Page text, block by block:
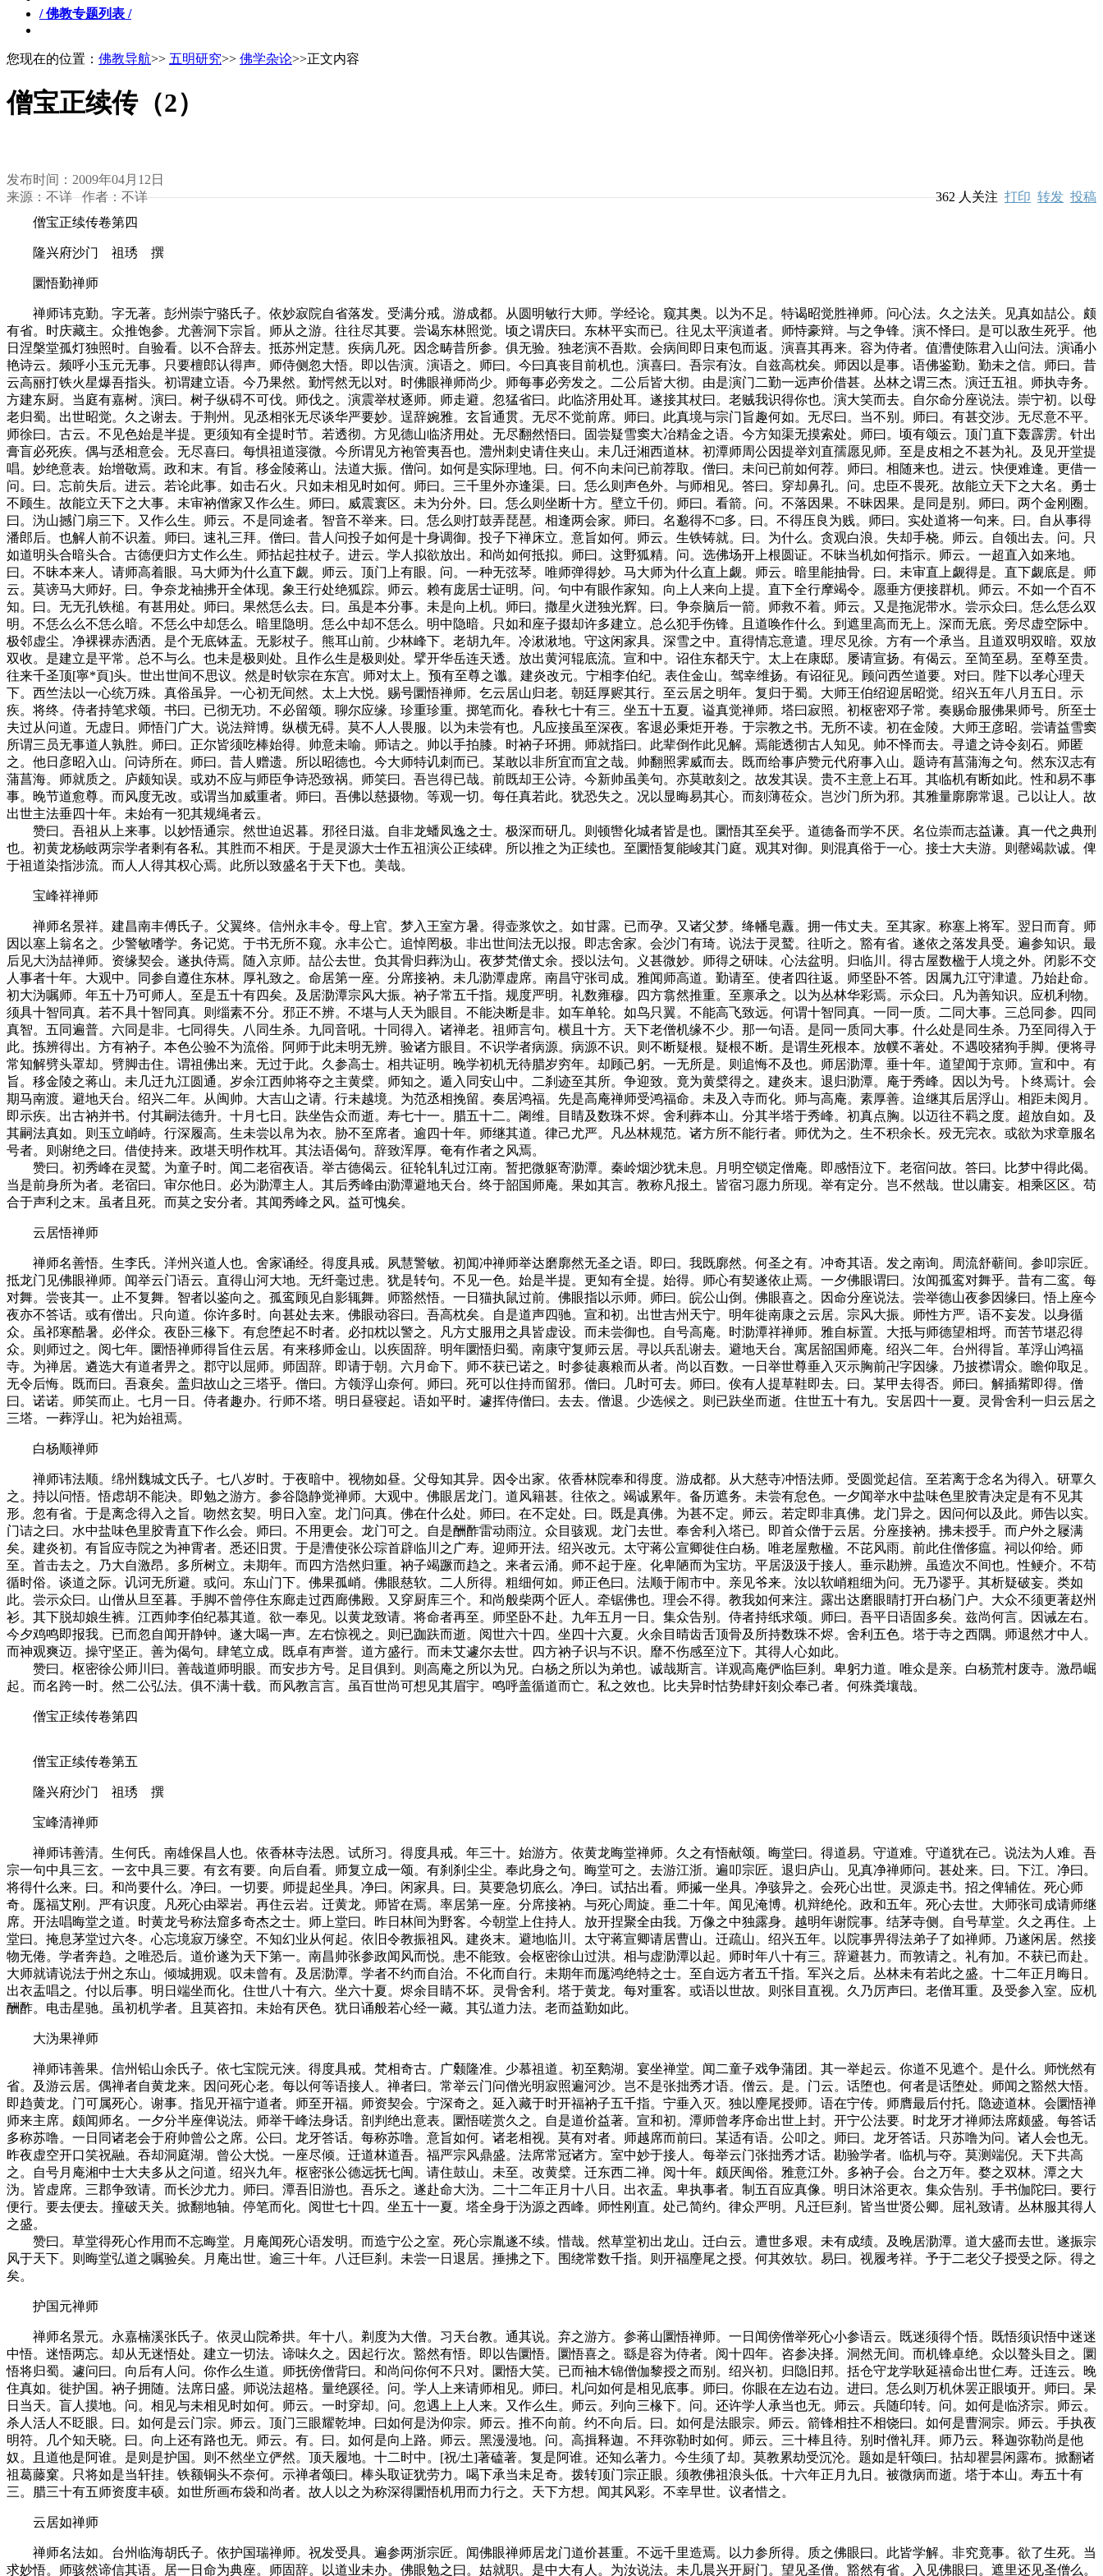
/ 佛教专题列表 /
您现在的位置： 佛教导航>> 五明研究>> 佛学杂论>>正文内容
僧宝正续传（2）
发布时间：2009年04月12日
来源：不详 作者：不详
362人关注 打印 转发 投稿
僧宝正续传卷第四
隆兴府沙门 祖琇 撰
圜悟勤禅师
禅师讳克勤。字无著。彭州崇宁骆氏子。依妙寂院自省落发。受满分戒。游成都。从圆明敏行大师。学经论。窥其奥。以为不足。特谒昭觉胜禅师。问心法。久之法关。见真如喆公。颇
有省。时庆藏主。众推饱参。尤善洞下宗旨。师从之游。往往尽其要。尝谒东林照觉。顷之谓庆曰。东林平实而已。往见太平演道者。师恃豪辩。与之争锋。演不怿曰。是可以敌生死乎。他
日涅槃堂孤灯独照时。自验看。以不合辞去。抵苏州定慧。疾病几死。因念畴昔所参。俱无验。独老演不吾欺。会病间即日束包而返。演喜其再来。容为侍者。值漕使陈君入山问法。演诵小
艳诗云。频呼小玉元无事。只要檀郎认得声。师侍侧忽大悟。即以告演。演语之。师曰。今曰真丧目前机也。演喜曰。吾宗有汝。自兹高枕矣。师因以是事。语佛鉴勤。勤未之信。师曰。昔
云高丽打铁火星爆吾指头。初谓建立语。今乃果然。勤愕然无以对。时佛眼禅师尚少。师每事必旁发之。二公后皆大彻。由是演门二勤一远声价借甚。丛林之谓三杰。演迁五祖。师执寺务。
方建东厨。当庭有嘉树。演曰。树子纵碍不可伐。师伐之。演震举杖逐师。师走避。忽猛省曰。此临济用处耳。遂接其杖曰。老贼我识得你也。演大笑而去。自尔命分座说法。崇宁初。以母
老归蜀。出世昭觉。久之谢去。于荆州。见丞相张无尽谈华严要妙。逞辞婉雅。玄旨通贯。无尽不觉前席。师曰。此真境与宗门旨趣何如。无尽曰。当不别。师曰。有甚交涉。无尽意不平。
师徐曰。古云。不见色始是半提。更须知有全提时节。若透彻。方见德山临济用处。无尽翻然悟曰。固尝疑雪窦大冶精金之语。今方知渠无摸索处。师曰。顷有颂云。顶门直下轰霹雳。针出
膏盲必死疾。偶与丞相意会。无尽喜曰。每惧祖道寖微。今所谓见方袍管夷吾也。澧州刺史请住夹山。未几迁湘西道林。初潭师周公因提举刘直孺愿见师。至是皮相之不甚为礼。及见开堂提
唱。妙绝意表。始增敬焉。政和末。有旨。移金陵蒋山。法道大振。僧问。如何是实际理地。曰。何不向未问已前荐取。僧曰。未问已前如何荐。师曰。相随来也。进云。快便难逢。更借一
问。曰。忘前失后。进云。若论此事。如击石火。只如未相见时如何。师曰。三千里外亦逢渠。曰。恁么则声色外。与师相见。答曰。穿却鼻孔。问。忠臣不畏死。故能立天下之大名。勇士
不顾生。故能立天下之大事。未审衲僧家又作么生。师曰。威震寰区。未为分外。曰。恁么则坐断十方。壁立千仞。师曰。看箭。问。不落因果。不昧因果。是同是别。师曰。两个金刚圈。
曰。沩山撼门扇三下。又作么生。师云。不是同途者。智音不举来。曰。恁么则打鼓弄琵琶。相逢两会家。师曰。名邈得不□多。曰。不得压良为贱。师曰。实处道将一句来。曰。自从事得
潘郎后。也解人前不识羞。师曰。速礼三拜。僧曰。昔人问投子如何是十身调御。投子下禅床立。意旨如何。师云。生铁铸就。曰。为什么。贪观白浪。失却手桡。师云。自领出去。问。只
如道明头合暗头合。古德便归方丈作么生。师拈起拄杖子。进云。学人拟欲放出。和尚如何抵拟。师曰。这野狐精。问。选佛场开上根圆证。不昧当机如何指示。师云。一超直入如来地。
曰。不昧本来人。请师高着眼。马大师为什么直下觑。师云。顶门上有眼。问。一种无弦琴。唯师弹得妙。马大师为什么直上觑。师云。暗里能抽骨。曰。未审直上觑得是。直下觑底是。师
云。莫谤马大师好。曰。争奈龙袖拂开全体现。象王行处绝狐踪。师云。赖有庞居士证明。问。句中有眼作家知。向上人来向上提。直下全行摩竭令。愿垂方便接群机。师云。不如一个百不
知。曰。无无孔铁槌。有甚用处。师曰。果然恁么去。曰。虽是本分事。未是向上机。师曰。撒星火迸独光辉。曰。争奈脑后一箭。师救不着。师云。又是拖泥带水。尝示众曰。恁么恁么双
明。不恁么么不恁么暗。不恁么中却恁么。暗里隐明。恁么中却不恁么。明中隐暗。只如和座子掇却许多建立。总么犯手伤锋。且道唤作什么。到遮里高而无上。深而无底。旁尽虚空际中。
极邻虚尘。净裸裸赤洒洒。是个无底钵盂。无影杖子。熊耳山前。少林峰下。老胡九年。冷湫湫地。守这闲家具。深雪之中。直得情忘意遣。理尽见徐。方有一个承当。且道双明双暗。双放
双收。是建立是平常。总不与么。也未是极则处。且作么生是极则处。擘开华岳连天透。放出黄河辊底流。宣和中。诏住东都天宁。太上在康邸。屡请宣扬。有偈云。至简至易。至尊至贵。
往来千圣顶[寧*頁]头。世出世间不思议。然是时钦宗在东宫。师对太上。预有至尊之谶。建炎改元。宁相李伯纪。表住金山。驾幸维扬。有诏征见。顾问西竺道要。对曰。陛下以孝心理天
下。西竺法以一心统万殊。真俗虽异。一心初无间然。太上大悦。赐号圜悟禅师。乞云居山归老。朝廷厚赆其行。至云居之明年。复归于蜀。大师王伯绍迎居昭觉。绍兴五年八月五日。示
疾。将终。侍者持笔求颂。书曰。已彻无功。不必留颂。聊尔应缘。珍重珍重。掷笔而化。春秋七十有三。坐五十五夏。谥真觉禅师。塔曰寂照。初枢密邓子常。奏赐命服佛果师号。所至士
夫过从问道。无虚日。师悟门广大。说法辩博。纵横无碍。莫不人人畏服。以为未尝有也。凡应接虽至深夜。客退必秉炬开卷。于宗教之书。无所不读。初在金陵。大师王彦昭。尝请益雪窦
所谓三员无事道人孰胜。师曰。正尔皆须吃棒始得。帅意未喻。师诘之。帅以手拍膝。时衲子环拥。师就指曰。此辈倒作此见解。焉能透彻古人知见。帅不怿而去。寻遣之诗令刻石。师匿
之。他日彦昭入山。问诗所在。师曰。昔人赠遗。所以昭德也。今大师特讥刺而已。某敢以非所宜而宜之哉。帅翻照霁威而去。既而给事庐赞元代府事入山。题诗有菖蒲海之句。然东汉志有
蒲菖海。师就质之。庐颇知误。或劝不应与师臣争诗恐致祸。师笑曰。吾岂得已哉。前既却王公诗。今新帅虽美句。亦莫敢刻之。故发其误。贵不主意上石耳。其临机有断如此。性和易不事
事。晚节道愈尊。而风度无改。或谓当加威重者。师曰。吾佛以慈摄物。等观一切。每任真若此。犹恐失之。况以显晦易其心。而刻薄莅众。岂沙门所为邪。其雅量廓廓常退。己以让人。故
出世主法垂四十年。未始有一犯其规绳者云。
赞曰。吾祖从上来事。以妙悟通宗。然世迫迟暮。邪径日滋。自非龙蟠凤逸之士。极深而研几。则顿辔化城者皆是也。圜悟其至矣乎。道德备而学不厌。名位崇而志益谦。真一代之典刑
也。初黄龙杨岐两宗学者剩有各私。其胜而不相厌。于是灵源大士作五祖演公正续碑。所以推之为正续也。至圜悟复能峻其门庭。观其对御。则混真俗于一心。接士大夫游。则罄竭款诚。俾
于祖道染指涉流。而人人得其权心焉。此所以致盛名于天下也。美哉。
宝峰祥禅师
禅师名景祥。建昌南丰傅氏子。父翼终。信州永丰令。母上官。梦入王室方暑。得壶浆饮之。如甘露。已而孕。又诸父梦。绛幡皂纛。拥一伟丈夫。至其家。称塞上将军。翌日而育。师
因以塞上翁名之。少警敏嗜学。务记览。于书无所不窥。永丰公亡。追悼罔极。非出世间法无以报。即志舍家。会沙门有琦。说法于灵鹫。往听之。豁有省。遂依之落发具受。遍参知识。最
后见大沩喆禅师。资缘契会。遂执侍焉。随入京师。喆公去世。负其骨归葬沩山。夜梦梵僧丈余。授以法句。义甚微妙。师得之研味。心法盆明。归临川。得古屋数楹于人境之外。闭影不交
人事者十年。大观中。同参自遵住东林。厚礼致之。命居第一座。分席接衲。未几泐潭虚席。南昌守张司成。雅闻师高道。勤请至。使者四往返。师坚卧不答。因属九江守津遣。乃始赴命。
初大沩嘱师。年五十乃可师人。至是五十有四矣。及居泐潭宗风大振。衲子常五千指。规度严明。礼数雍穆。四方翕然推重。至禀承之。以为丛林华彩焉。示众曰。凡为善知识。应机利物。
须具十智同真。若不具十智同真。则缁素不分。邪正不辨。不堪与人天为眼目。不能决断是非。如车单轮。如鸟只翼。不能高飞致远。何谓十智同真。一同一质。二同大事。三总同参。四同
真智。五同遍普。六同是非。七同得失。八同生杀。九同音吼。十同得入。诸禅老。祖师言句。横且十方。天下老僧机缘不少。那一句语。是同一质同大事。什么处是同生杀。乃至同得入于
此。拣辨得出。方有衲子。本色公验不为流俗。阿师于此未明无辨。验诸方眼目。不识学者病源。病源不识。则不断疑根。疑根不断。是谓生死根本。放幞不著处。不遇咬猪狗手脚。便将寻
常知解劈头罩却。劈脚击住。谓祖佛出来。无过于此。久参高士。相共证明。晚学初机无待腊岁穷年。却顾己躬。一无所是。则追悔不及也。师居泐潭。垂十年。道望闻于京师。宣和中。有
旨。移金陵之蒋山。未几迁九江圆通。岁余江西帅将夺之主黄檗。师知之。遁入同安山中。二刹迹至其所。争迎致。竟为黄檗得之。建炎末。退归泐潭。庵于秀峰。因以为号。卜终焉计。会
期马南渡。避地天台。绍兴二年。从闽帅。大吉山之请。行未越境。为范丞相挽留。奏居鸿福。先是高庵禅师受鸿福命。未及入寺而化。师与高庵。素厚善。迨继其后居浮山。相距未阅月。
即示疾。出古衲并书。付其嗣法德升。十月七日。趺坐告众而逝。寿七十一。腊五十二。阇维。目睛及数珠不烬。舍利葬本山。分其半塔于秀峰。初真点胸。以迈往不羁之度。超放自如。及
其嗣法真如。则玉立峭峙。行深履高。生未尝以帛为衣。胁不至席者。逾四十年。师继其道。律己尤严。凡丛林规范。诸方所不能行者。师优为之。生不积余长。殁无完衣。或欲为求章服名
号者。则谢绝之曰。借使持来。政堪天明作枕耳。其法语偈句。辞致浑厚。奄有作者之风焉。
赞曰。初秀峰在灵鹫。为童子时。闻二老宿夜语。举古德偈云。征轮轧轧过江南。暂把微躯寄泐潭。秦岭烟沙犹未息。月明空锁定僧庵。即感悟泣下。老宿问故。答曰。比梦中得此偈。
当是前身所为者。老宿曰。审尔他日。必为泐潭主人。其后秀峰由泐潭避地天台。终于韶国师庵。果如其言。教称凡报土。皆宿习愿力所现。举有定分。岂不然哉。世以庸妄。相乘区区。苟
合于声利之末。虽者且死。而莫之安分者。其闻秀峰之风。益可愧矣。
云居悟禅师
禅师名善悟。生李氏。洋州兴道人也。舍家诵经。得度具戒。夙慧警敏。初闻冲禅师举达磨廓然无圣之语。即曰。我既廓然。何圣之有。冲奇其语。发之南询。周流舒蕲间。参叩宗匠。
抵龙门见佛眼禅师。闻举云门语云。直得山河大地。无纤毫过患。犹是转句。不见一色。始是半提。更知有全提。始得。师心有契遂依止焉。一夕佛眼谓曰。汝闻孤鸾对舞乎。昔有二鸾。每
对舞。尝丧其一。止不复舞。智者以鉴向之。孤鸾顾见自影辄舞。师豁然悟。一日猫执鼠过前。佛眼指以示师。师曰。皖公山倒。佛眼喜之。因命分座说法。尝举德山夜参因缘曰。悟上座今
夜亦不答话。或有僧出。只向道。你许多时。向甚处去来。佛眼动容曰。吾高枕矣。自是道声四驰。宣和初。出世吉州天宁。明年徙南康之云居。宗风大振。师性方严。语不妄发。以身循
众。虽祁寒酷暑。必伴众。夜卧三椽下。有怠堕起不时者。必扣枕以警之。凡方丈服用之具皆虚设。而未尝御也。自号高庵。时泐潭祥禅师。雅自标置。大抵与师德望相埒。而苦节堪忍得
众。则师过之。阅七年。圜悟禅师得旨住云居。有来移师金山。以疾固辞。明年圜悟归蜀。南康守复师云居。寻以兵乱谢去。避地天台。寓居韶国师庵。绍兴二年。台州得旨。革浮山鸿福
寺。为禅居。遴选大有道者畀之。郡守以屈师。师固辞。即请于朝。六月命下。师不获已诺之。时参徒裹粮而从者。尚以百数。一日举世尊垂入灭示胸前卍字因缘。乃披襟谓众。瞻仰取足。
无令后悔。既而曰。吾衰矣。盖归故山之三塔乎。僧曰。方领浮山奈何。师曰。死可以住持而留邪。僧曰。几时可去。师曰。俟有人提草鞋即去。曰。某甲去得否。师曰。解插觜即得。僧
曰。诺诺。师笑而止。七月一日。侍者趣办。行师不塔。明日昼寝起。语如平时。遽挥侍僧曰。去去。僧退。少选候之。则已趺坐而逝。住世五十有九。安居四十一夏。灵骨舍利一归云居之
三塔。一葬浮山。祀为始祖焉。
白杨顺禅师
禅师讳法顺。绵州魏城文氏子。七八岁时。于夜暗中。视物如昼。父母知其异。因令出家。依香林院奉和得度。游成都。从大慈寺冲悟法师。受圆觉起信。至若离于念名为得入。研覃久
之。持以问悟。悟虑胡不能决。即勉之游方。参谷隐静觉禅师。大观中。佛眼居龙门。道风籍甚。往依之。竭诚累年。备历遮务。未尝有怠色。一夕闻举水中盐味色里胶青决定是有不见其
形。忽有省。于是离念得入之旨。吻然玄契。明日入室。龙门问真。佛在什么处。师曰。在不定处。曰。既是真佛。为甚不定。师云。若定即非真佛。龙门异之。因问何以及此。师告以实。
门诘之曰。水中盐味色里胶青直下作么会。师曰。不用更会。龙门可之。自是酬酢雷动雨泣。众目骇观。龙门去世。奉舍利入塔已。即首众僧于云居。分座接衲。拂未授手。而户外之屦满
矣。建炎初。有旨应寺院之为神霄者。悉还旧贯。于是漕使张公琮首辟临川之广寿。迎师开法。绍兴改元。太守蒋公宣卿徙住白杨。唯老屋敷楹。不芘风雨。前此住僧侈瘟。祠以仰给。师
至。首击去之。乃大自激昂。多所树立。未期年。而四方浩然归重。衲子竭蹶而趋之。来者云涌。师不起于座。化卑陋而为宝坊。平居汲汲于接人。垂示勘辨。虽造次不间也。性鲠介。不苟
循时俗。谈道之际。讥诃无所避。或问。东山门下。佛果孤峭。佛眼慈软。二人所得。粗细何如。师正色曰。法顺于闹市中。亲见爷来。汝以软峭粗细为问。无乃谬乎。其析疑破妄。类如
此。尝示众曰。山僧从旦至暮。手脚不曾停住东廊走过西廊佛殿。又穿厨库三个。和尚般柴两个匠人。牵锯佛也。理会不得。教我如何来注。露出达磨眼睛打开白杨门户。大众不须更著赵州
衫。其下脱却娘生裤。江西帅李伯纪慕其道。欲一奉见。以黄龙致请。将命者再至。师坚卧不赴。九年五月一日。集众告别。侍者持纸求颂。师曰。吾平日语固多矣。兹尚何言。因诫左右。
今夕鸡鸣即报我。已而忽自闻开静钟。遂大喝一声。左右惊视之。则已跏趺而逝。阅世六十四。坐四十六夏。火余目晴齿舌顶骨及所持数珠不烬。舍利五色。塔于寺之西隅。师退然才中人。
而神观爽迈。操守坚正。善为偈句。肆笔立成。既卓有声誉。道方盛行。而未艾遽尔去世。四方衲子识与不识。靡不伤感至泣下。其得人心如此。
赞曰。枢密徐公师川曰。善哉道师明眼。而安步方号。足目俱到。则高庵之所以为兄。白杨之所以为弟也。诚哉斯言。详观高庵俨临巨刹。卑躬力道。唯众是亲。白杨荒村废寺。激昂崛
起。而名跨一时。然二公弘法。俱不满十载。而风教言言。虽百世尚可想见其眉宇。鸣呼盖循道而亡。私之效也。比夫异时怙势肆奸刻众奉己者。何殊粪壤哉。
僧宝正续传卷第四
僧宝正续传卷第五
隆兴府沙门 祖琇 撰
宝峰清禅师
禅师讳善清。生何氏。南雄保昌人也。依香林寺法恩。试所习。得度具戒。年三十。始游方。依黄龙晦堂禅师。久之有悟献颂。晦堂曰。得道易。守道难。守道犹在己。说法为人难。吾
宗一句中具三玄。一玄中具三要。有玄有要。向后自看。师复立成一颂。有刹刹尘尘。奉此身之句。晦堂可之。去游江浙。遍叩宗匠。退归庐山。见真净禅师问。甚处来。曰。下江。净曰。
将得什么来。曰。和尚要什么。净曰。一切要。师提起坐具。净曰。闲家具。曰。莫要急切底么。净曰。试拈出看。师摵一坐具。净骇异之。会死心出世。灵源走书。招之俾辅佐。死心师
奇。厖福艾刚。严有识度。凡死心由翠岩。再住云岩。迁黄龙。师皆在焉。率居第一座。分席接衲。与死心周旋。垂二十年。闻见淹博。机辩绝伦。政和五年。死心去世。大师张司成请师继
席。开法唱晦堂之道。时黄龙号称法窟多奇杰之士。师上堂曰。昨日林间为野客。今朝堂上住持人。放开捏聚全由我。万像之中独露身。越明年谢院事。结茅寺侧。自号草堂。久之再住。上
堂曰。掩息茅堂过六冬。心忘境寂万缘空。不知幻业从何起。依旧令教振祖风。建炎末。避地临川。太守蒋宣卿请居曹山。迁疏山。绍兴五年。以院事畀得法弟子了如禅师。乃遂闲居。然接
物无倦。学者奔趋。之唯恐后。道价遂为天下第一。南昌帅张参政闻风而悦。患不能致。会枢密徐山过洪。相与虚泐潭以起。师时年八十有三。辞避甚力。而敦请之。礼有加。不获已而赴。
大师就请说法于州之东山。倾城拥观。叹未曾有。及居泐潭。学者不约而自治。不化而自行。未期年而厖鸿绝特之士。至自远方者五千指。军兴之后。丛林未有若此之盛。十二年正月晦日。
出衣盂唱之。付以后事。明日端坐而化。住世八十有六。坐六十夏。烬余目睛不坏。灵骨舍利。塔于黄龙。每对重客。或语以世故。则张目直视。久乃厉声曰。老僧耳重。及受参入室。应机
酬酢。电击星驰。虽初机学者。且莫咨扣。未始有厌色。犹日诵般若心经一藏。其弘道力法。老而益勤如此。
大沩果禅师
禅师讳善果。信州铅山余氏子。依七宝院元浃。得度具戒。梵相奇古。广颡隆准。少慕祖道。初至鹅湖。宴坐禅堂。闻二童子戏争蒲团。其一举起云。你道不见遮个。是什么。师恍然有
省。及游云居。偶禅者自黄龙来。因问死心老。每以何等语接人。禅者曰。常举云门问僧光明寂照遍河沙。岂不是张拙秀才语。僧云。是。门云。话堕也。何者是话堕处。师闻之豁然大悟。
即趋黄龙。门可属死心。谢事。指见开福宁道者。师至开福。师资契会。宁深奇之。延入藏于时开福衲子五千指。宁垂入灭。独以麈尾授师。语在宁传。师膺最后付托。隐迹道林。会圜悟禅
师来主席。颇闻师名。一夕分半座俾说法。师举干峰法身话。剖判绝出意表。圜悟嗟赏久之。自是道价益著。宣和初。潭师曾孝序命出世上封。开宁公法要。时龙牙才禅师法席颇盛。每答话
多称苏噜。一日同诸老会于府帅曾公之席。公曰。龙牙答话。每称苏噜。意旨如何。诸老相视。莫有对者。师越席而前曰。某适有语。公叩之。师曰。龙牙答话。只苏噜为问。诸人会也无。
昨夜虚空开口笑祝融。吞却洞庭湖。曾公大悦。一座尽倾。迁道林道吾。福严宗风鼎盛。法席常冠诸方。室中妙于接人。每举云门张拙秀才话。勘验学者。临机与夺。莫测端倪。天下共高
之。自号月庵湘中士大夫多从之问道。绍兴九年。枢密张公德远抚七闽。请住鼓山。未至。改黄檗。迁东西二禅。阅十年。颇厌闽俗。雅意江外。多衲子会。台之万年。婺之双林。潭之大
沩。皆虚席。三郡争致请。而长沙尤力。师曰。潭吾旧游也。吾乐之。遂赴命大沩。二十二年正月十八日。出衣盂。卑执事者。制五百应真像。明日沐浴更衣。集众告别。手书伽陀曰。要行
便行。要去便去。撞破天关。掀翻地轴。停笔而化。阅世七十四。坐五十一夏。塔全身于沩源之西峰。师性刚直。处己简约。律众严明。凡迁巨刹。皆当世贤公卿。屈礼致请。丛林服其得人
之盛。
赞曰。草堂得死心作用而不忘晦堂。月庵闻死心语发明。而造宁公之室。死心宗胤遂不续。惜哉。然草堂初出龙山。迁白云。遭世多艰。未有成绩。及晚居泐潭。道大盛而去世。遂振宗
风于天下。则晦堂弘道之嘱验矣。月庵出世。逾三十年。八迁巨刹。未尝一日退居。捶拂之下。围绕常数千指。则开福麈尾之授。何其效欤。易曰。视履考祥。予于二老父子授受之际。得之
矣。
护国元禅师
禅师名景元。永嘉楠溪张氏子。依灵山院希拱。年十八。剃度为大僧。习天台教。通其说。弃之游方。参蒋山圜悟禅师。一日闻傍僧举死心小参语云。既迷须得个悟。既悟须识悟中迷迷
中悟。迷悟两忘。却从无迷悟处。建立一切法。谛味久之。因起行次。豁然有悟。即以告圜悟。圜悟喜之。繇是容为侍者。阅十四年。咨参决择。洞然无间。而机锋卓绝。众以聱头目之。圜
悟将归蜀。遽问曰。向后有人问。你作么生道。师抚傍僧背曰。和尚问你何不只对。圜悟大笑。已而袖木锦僧伽黎授之而别。绍兴初。归隐旧邦。括仓守龙学耿延禧命出世仁寿。迁连云。晚
住真如。徙护国。衲子拥随。法席日盛。师说法超格。量绝蹊径。问。学人上来请师相见。师曰。札问如何是相见底事。师曰。你眼在左边右边。进曰。恁么则万机休罢正眼顷开。师曰。杲
日当天。盲人摸地。问。相见与未相见时如何。师云。一时穿却。问。忽遇上上人来。又作么生。师云。列向三椽下。问。还许学人承当也无。师云。兵随印转。问。如何是临济宗。师云。
杀人活人不眨眼。曰。如何是云门宗。师云。顶门三眼耀乾坤。曰如何是沩仰宗。师云。推不向前。约不向后。曰。如何是法眼宗。师云。箭锋相拄不相饶曰。如何是曹洞宗。师云。手执夜
明符。几个知天晓。曰。向上还有路也无。师云。有。曰。如何是向上路。师云。黑漫漫地。问。高揖释迦。不拜弥勒时如何。师云。三十棒且待。别时僧礼拜。师乃云。释迦弥勒尚是他
奴。且道他是阿谁。是则是护国。则不然坐立俨然。顶天履地。十二时中。[祝/土]著磕著。复是阿谁。还知么著力。今生须了却。莫教累劫受沉沦。题如是轩颂曰。拈却瞿昙闲露布。掀翻诸
祖葛藤窠。只将如是当轩挂。铁额铜头不奈何。示禅者颂曰。棒头取证犹劳力。喝下承当未足奇。拨转顶门宗正眼。须教佛祖浪头低。十六年正月九日。被微病而逝。塔于本山。寿五十有
三。腊三十有五师资度丰硕。如世所画布袋和尚者。故人以之为称深得圜悟机用而力行之。天下方想。闻其风彩。不幸早世。议者惜之。
云居如禅师
禅师名法如。台州临海胡氏子。依护国瑞禅师。祝发受具。遍参两浙宗匠。闻佛眼禅师居龙门道价甚重。不远千里造焉。以力参所得。质之佛眼曰。此皆学解。非究竟事。欲了生死。当
求妙悟。师骇然谛信其语。居一日命为典座。师固辞。以道业未办。佛眼勉之曰。姑就职。是中大有人。为汝说法。未几晨兴开厨门。望见圣僧。豁然有省。入见佛眼曰。遮里还见圣僧么。